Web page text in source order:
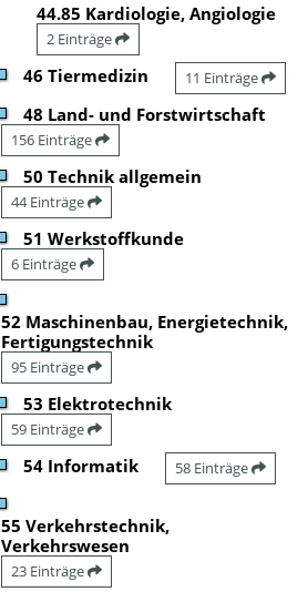
44.85 Kardiologie, Angiologie
2 Einträge
46 Tiermedizin 11 Einträge
48 Land- und Forstwirtschaft
156 Einträge
50 Technik allgemein
44 Einträge
51 Werkstoffkunde
6 Einträge
52 Maschinenbau, Energietechnik,
Fertigungstechnik
95 Einträge
53 Elektrotechnik
59 Einträge
54 Informatik 58 Einträge
55 Verkehrstechnik,
Verkehrswesen
23 Einträge